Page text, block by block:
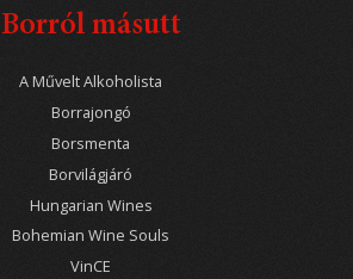
Borról másutt
A Művelt Alkoholista
Borrajongó
Borsmenta
Borvilágjáró
Hungarian Wines
Bohemian Wine Souls
VinCE